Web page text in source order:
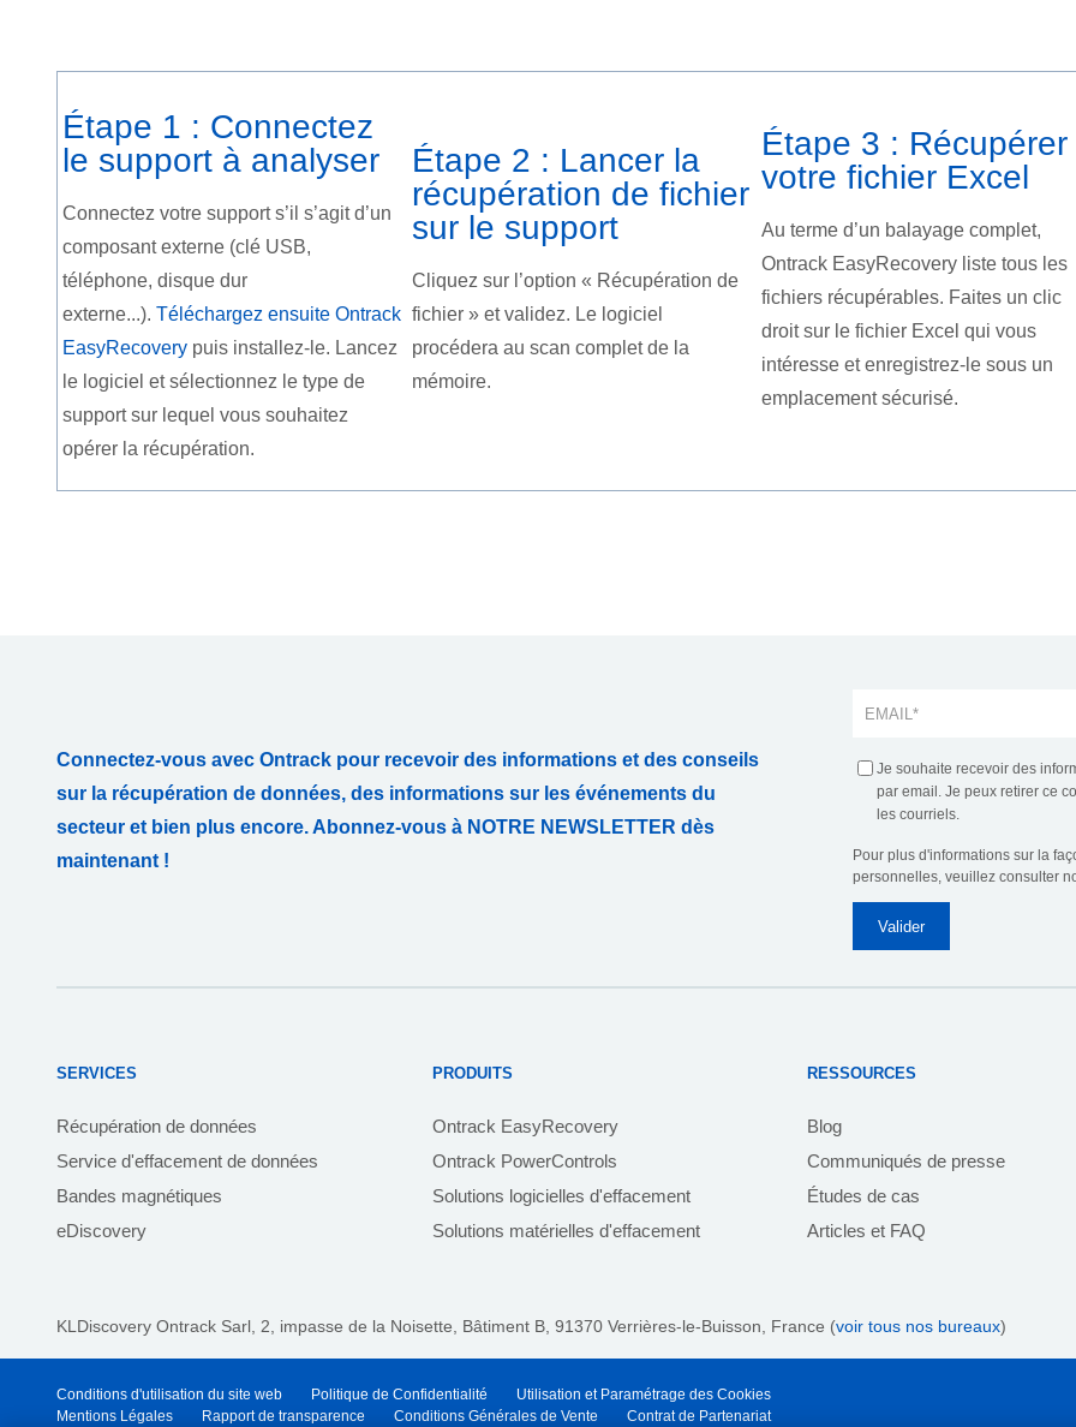
Étape 1 : Connectez
le support à analyser
Connectez votre support s’il s’agit d’un
composant externe (clé USB,
téléphone, disque dur
externe...). Téléchargez ensuite Ontrack
EasyRecovery puis installez-le. Lancez
le logiciel et sélectionnez le type de
support sur lequel vous souhaitez
opérer la récupération.
Étape 2 : Lancer la
récupération de fichier
sur le support
Cliquez sur l’option « Récupération de
fichier » et validez. Le logiciel
procédera au scan complet de la
mémoire.
Étape 3 : Récupérer
votre fichier Excel
Au terme d’un balayage complet,
Ontrack EasyRecovery liste tous les
fichiers récupérables. Faites un clic
droit sur le fichier Excel qui vous
intéresse et enregistrez-le sous un
emplacement sécurisé.
Connectez-vous avec Ontrack pour recevoir des informations et des conseils
sur la récupération de données, des informations sur les événements du
secteur et bien plus encore. Abonnez-vous à NOTRE NEWSLETTER dès
maintenant !
Je souhaite recevoir des
par email. Je peux retirer ce
les courriels.
Pour plus d'informations sur la
personnelles, veuillez consulter
SERVICES
Récupération de données
Service d'effacement de données
Bandes magnétiques
eDiscovery
PRODUITS
Ontrack EasyRecovery
Ontrack PowerControls
Solutions logicielles d'effacement
Solutions matérielles d'effacement
RESSOURCES
Blog
Communiqués de presse
Études de cas
Articles et FAQ
KLDiscovery Ontrack Sarl, 2, impasse de la Noisette, Bâtiment B, 91370 Verrières-le-Buisson, France (voir tous nos bureaux)
Conditions d'utilisation du site web Politique de Confidentialité
Utilisation et Paramétrage des Cookies
Mentions Légales
Rapport de transparence Conditions Générales de Vente Contrat de Partenariat